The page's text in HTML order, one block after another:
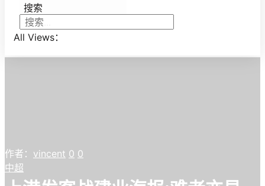
搜索
All Views：
作者： vincent 0 0
中超